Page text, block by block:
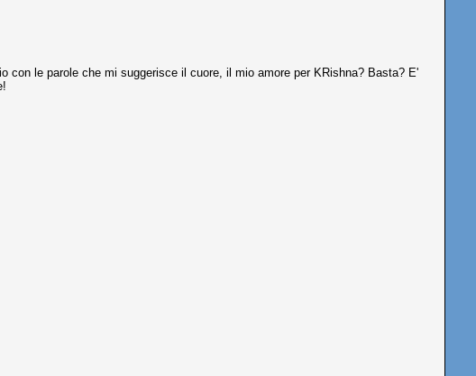
con le parole che mi suggerisce il cuore, il mio amore per KRishna? Basta? E'